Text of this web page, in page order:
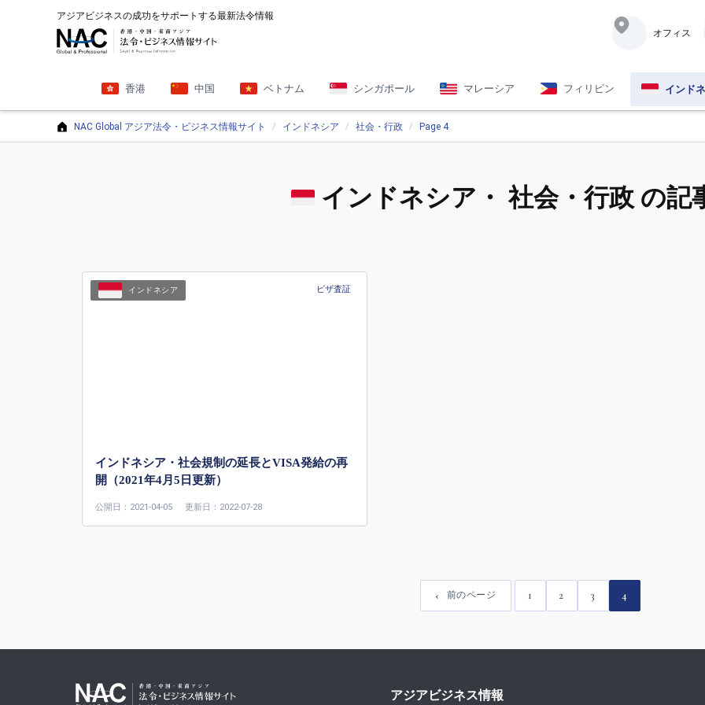
アジアビジネスの成功をサポートする最新法令情報
オフィス
香港 中国 ベトナム シンガポール マレーシア フィリピン インド
NAC Global アジア法令・ビジネス情報サイト インドネシア 社会・行政 Page 4
インドネシア ・ 社会・行政 の記
インドネシア ビザ査証
インドネシア・社会規制の延長とVISA発給の再
開（2021年4月5日更新）
公開日：2021-04-05 更新日：2022-07-28
前のページ 1 2 3 4
アジアビジネス情報